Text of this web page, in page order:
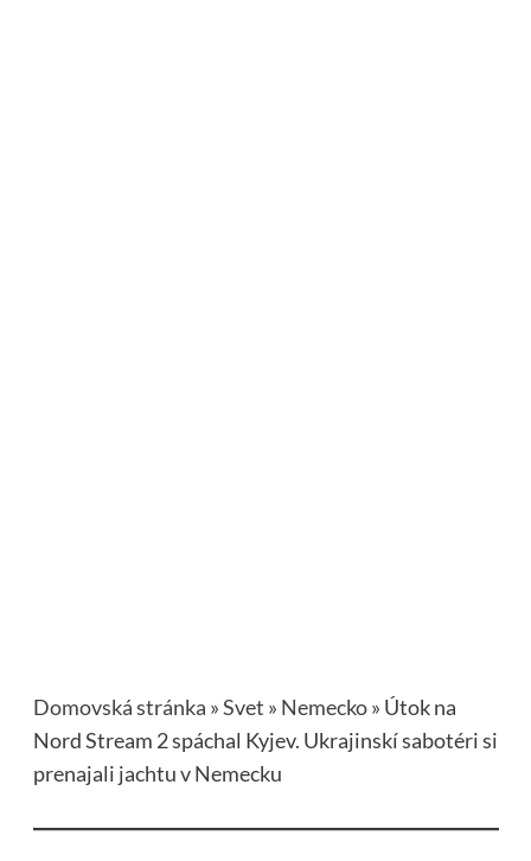
Domovská stránka »Svet » Nemecko» Útok na
Nord Stream 2 spáchal Kyjev. Ukrajinskí sabotéri si
prenajali jachtu v Nemecku